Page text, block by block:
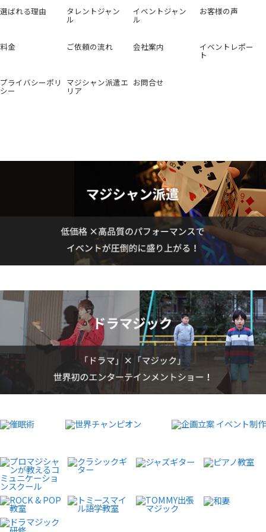
選ばれる理由 タレントジャン
ル
イベントジャン
ル
お客様の声
料金 ご依頼の流れ 会社案内 イベントレポー
ト
プライバシーポリ
シー
マジシャン派遣エ
リア
お問合せ